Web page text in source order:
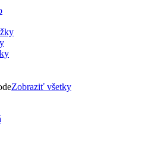
Zobraziť všetky